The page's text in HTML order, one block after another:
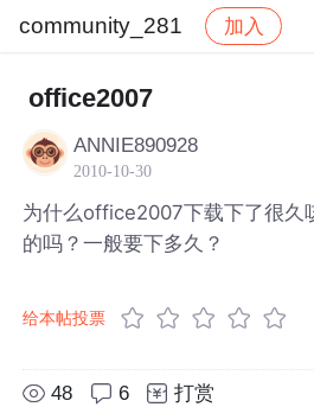
community_281 加入
社区 community_281
office2007
ANNIE890928
2010-10-30
为什么office2007下载下了很久
的吗？一般要下多久？
给本帖投票
48 6 打赏